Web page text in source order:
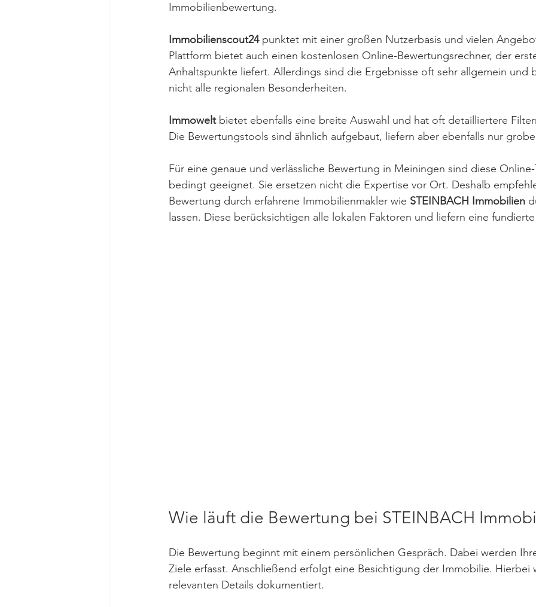
Immobilienbewertung.
Immobilienscout24 punktet mit einer großen Nutzerbasis und vielen
Plattform bietet auch einen kostenlosen Online-Bewertungsrechner, der
Anhaltspunkte liefert. Allerdings sind die Ergebnisse oft sehr allgemein und
nicht alle regionalen Besonderheiten.
Immowelt bietet ebenfalls eine breite Auswahl und hat oft detailliertere
Die Bewertungstools sind ähnlich aufgebaut, liefern aber ebenfalls nur
Für eine genaue und verlässliche Bewertung in Meiningen sind diese
bedingt geeignet. Sie ersetzen nicht die Expertise vor Ort. Deshalb
Bewertung durch erfahrene Immobilienmakler wie STEINBACH Immobilien
lassen. Diese berücksichtigen alle lokalen Faktoren und liefern eine
Wie läuft die Bewertung bei STEINBACH
Die Bewertung beginnt mit einem persönlichen Gespräch. Dabei werden
Ziele erfasst. Anschließend erfolgt eine Besichtigung der Immobilie. Hierbei
relevanten Details dokumentiert.